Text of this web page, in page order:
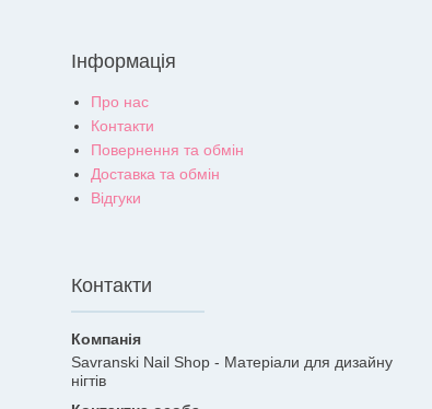
Інформація
Про нас
Контакти
Повернення та обмін
Доставка та обмін
Відгуки
Контакти
Savranski Nail Shop - Матеріали для дизайну
нігтів